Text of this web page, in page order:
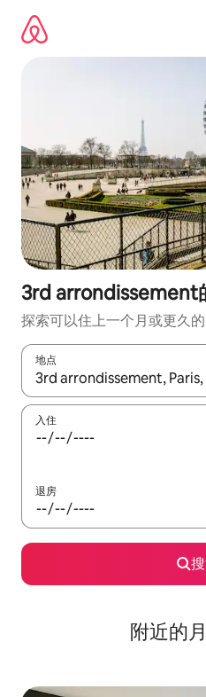
3rd arrondissement
探索可以住上一个月或更久
地点
如有搜索结果，请使用上下方
入住
退房
附近的